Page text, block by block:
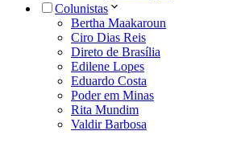
Colunistas
Bertha Maakaroun
Ciro Dias Reis
Direto de Brasília
Edilene Lopes
Eduardo Costa
Poder em Minas
Rita Mundim
Valdir Barbosa